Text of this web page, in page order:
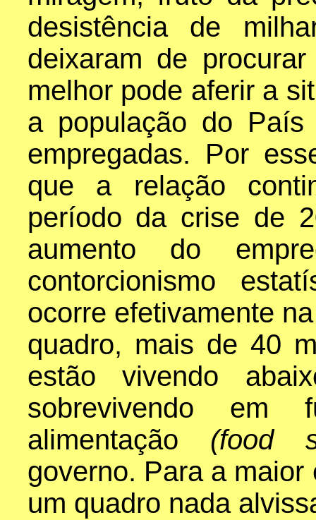
desistência de
deixaram de
melhor pode aferir a
a população do
empregadas. Por
que a relação
período da crise de
aumento do
contorcionismo
ocorre efetivamente
quadro, mais de 40
estão vivendo
sobrevivendo em
alimentação (food
governo. Para a
um quadro nada